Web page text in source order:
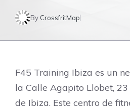
By CrossfritMap
F45 Training Ibiza es un
la Calle Agapito Llobet,
de Ibiza. Este centro de